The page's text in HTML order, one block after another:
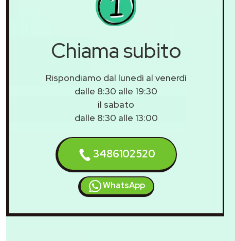
Chiama subito
Rispondiamo dal lunedì al venerdì
dalle 8:30 alle 19:30
il sabato
dalle 8:30 alle 13:00
3486102520
WhatsApp